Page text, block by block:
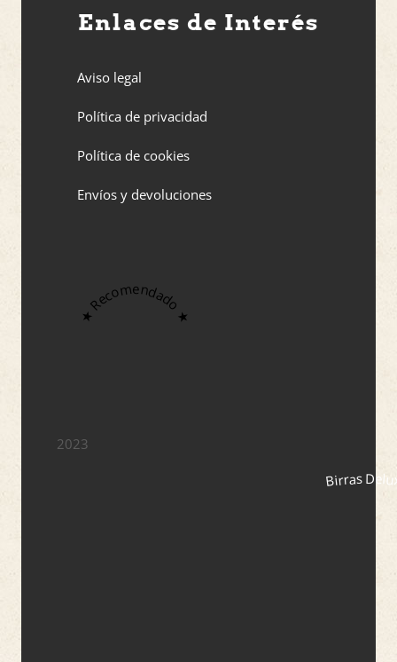
Enlaces de Interés
Aviso legal
Política de privacidad
Política de cookies
Envíos y devoluciones
★ Recomendado ★
2023
Birras